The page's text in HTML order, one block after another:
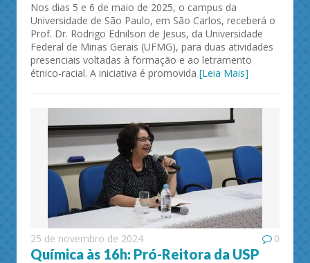
Nos dias 5 e 6 de maio de 2025, o campus da
Universidade de São Paulo, em São Carlos, receberá o
Prof. Dr. Rodrigo Ednilson de Jesus, da Universidade
Federal de Minas Gerais (UFMG), para duas atividades
presenciais voltadas à formação e ao letramento
étnico-racial. A iniciativa é promovida [Leia Mais]
25 de novembro de 2024 0
Química às 16h: Pró-Reitora da USP